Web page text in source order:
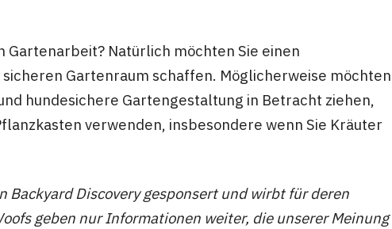
Gartenarbeit? Natürlich möchten Sie einen
Gartenraum schaffen. Möglicherweise möchten
hundesichere Gartengestaltung in Betracht ziehen,
verwenden, insbesondere wenn Sie Kräuter
Backyard Discovery gesponsert und wirbt für deren
geben nur Informationen weiter, die unserer Meinung